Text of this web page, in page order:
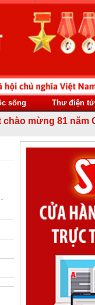
sống Thư điện tử
mừng 81 năm